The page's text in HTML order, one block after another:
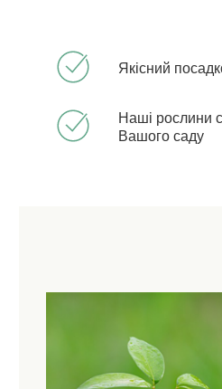
Якісний
Наші рослини
Вашого саду